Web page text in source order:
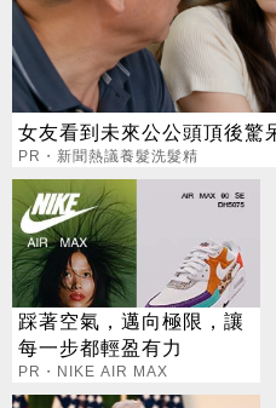
女友看到未來公公頭頂後驚
PR・新聞熱議養髮洗髮精
踩著空氣，邁向極限，讓
每一步都輕盈有力
PR・NIKE AIR MAX